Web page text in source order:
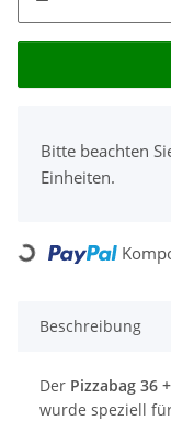
Bitte beachten
Einheiten.
Loading...
Beschreibung
Der Pizzabag 36
wurde speziell